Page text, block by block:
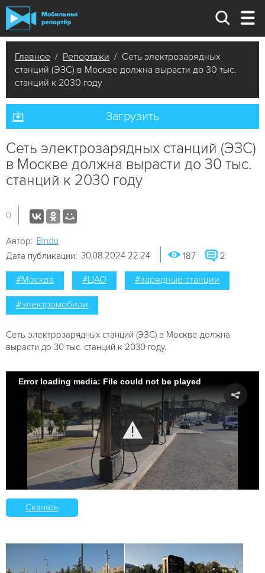
Главное / Репортажи / Сеть электрозарядных
станций (ЭЗС) в Москве должна вырасти до 30 тыс.
станций к 2030 году
Загрузить
Сеть электрозарядных станций (ЭЗС)
в Москве должна вырасти до 30 тыс.
станций к 2030 году
0
Автор: Bindu
Дата публикации: 30.08.2024 22:24 187 2
#Москва #ЦАО #зарядные станции
#электромобили
Сеть электрозарядных станций (ЭЗС) в Москве должна
вырасти до 30 тыс. станций к 2030 году.
Error loading media: File could not be played
Скачать